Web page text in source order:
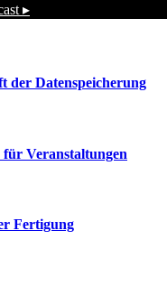
▸
der Datenspeicherung
für Veranstaltungen
Fertigung